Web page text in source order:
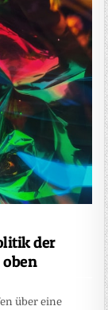
der
über eine